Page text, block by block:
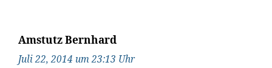
Amstutz Bernhard
Juli 22, 2014 um 23:13 Uhr